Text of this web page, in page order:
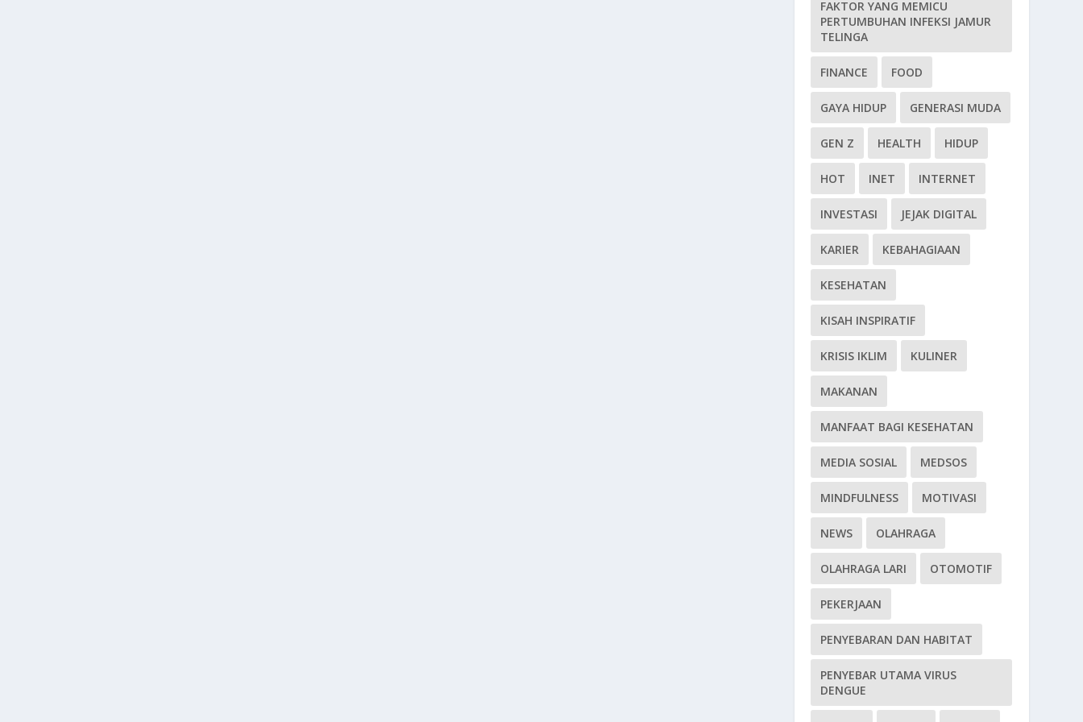
FAKTOR YANG MEMICU
PERTUMBUHAN INFEKSI JAMUR
TELINGA
FINANCE FOOD
GAYA HIDUP GENERASI MUDA
GEN Z HEALTH HIDUP
HOT INET INTERNET
INVESTASI JEJAK DIGITAL
KARIER KEBAHAGIAAN
KESEHATAN
KISAH INSPIRATIF
KRISIS IKLIM KULINER
MAKANAN
MANFAAT BAGI KESEHATAN
MEDIA SOSIAL MEDSOS
MINDFULNESS MOTIVASI
NEWS OLAHRAGA
OLAHRAGA LARI OTOMOTIF
PEKERJAAN
PENYEBARAN DAN HABITAT
PENYEBAR UTAMA VIRUS
DENGUE